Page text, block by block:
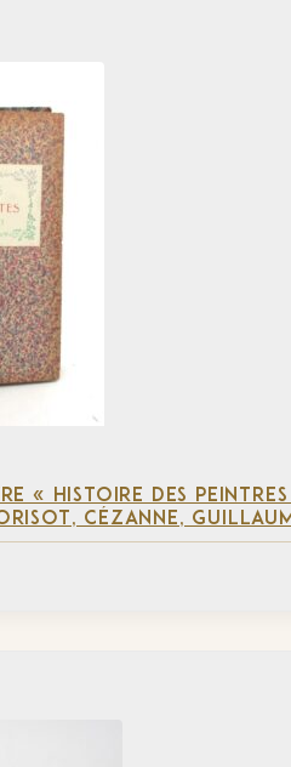
« HISTOIRE DES
CÉZANNE,